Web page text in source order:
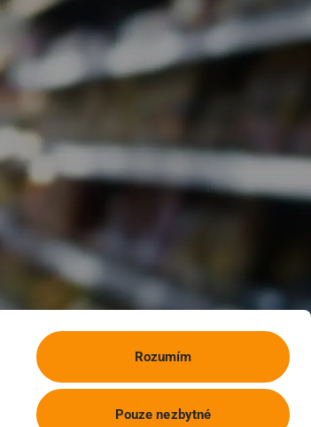
Rozumím
Pouze nezbytné